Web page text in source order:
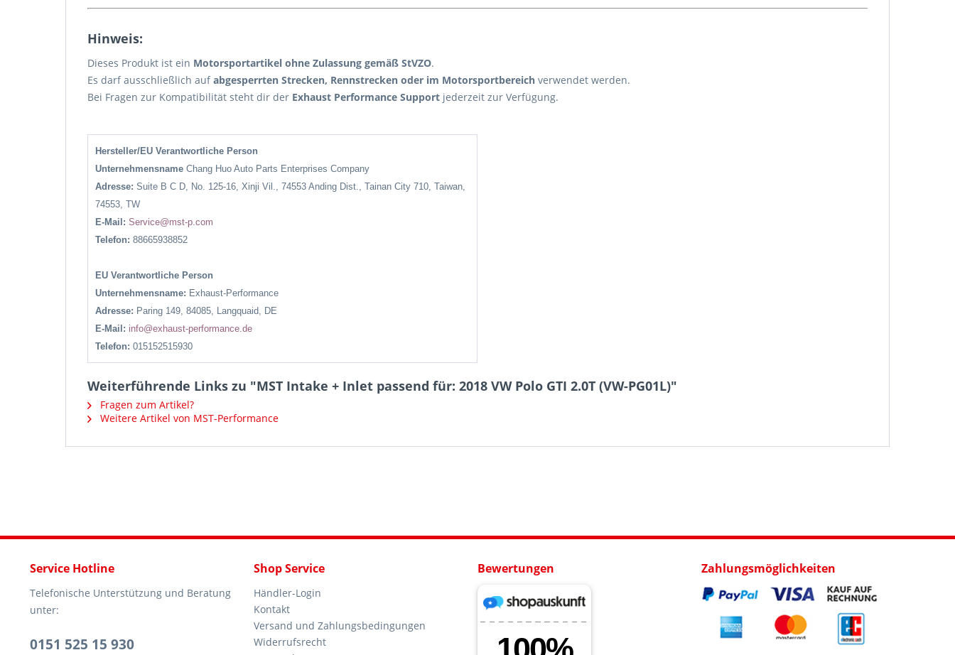
Hinweis:
Dieses Produkt ist ein Motorsportartikel ohne Zulassung gemäß StVZO.
Es darf ausschließlich aufabgesperrten Strecken, Rennstrecken oder im Motorsportbereich verwendet werden.
Bei Fragen zur Kompatibilität steht dir der Exhaust Performance Support jederzeit zur Verfügung.
Hersteller/EU Verantwortliche Person
Unternehmensname Chang Huo Auto Parts Enterprises Company
Adresse: Suite B C D, No. 125-16, Xinji Vil., 74553 Anding Dist., Tainan City 710, Taiwan,
74553, TW
E-Mail: Service@mst-p.com
Telefon: 88665938852
EU Verantwortliche Person
Unternehmensname: Exhaust-Performance
Adresse: Paring 149, 84085, Langquaid, DE
E-Mail: info@exhaust-performance.de
Telefon: 015152515930
Weiterführende Links zu "MST Intake + Inlet passend für: 2018 VW Polo GTI 2.0T (VW-PG01L)"
Fragen zum Artikel?
Weitere Artikel von MST-Performance
Service Hotline
Telefonische Unterstützung und Beratung
unter:
0151 525 15 930
Shop Service
Händler-Login
Kontakt
Versand und Zahlungsbedingungen
Widerrufsrecht
Bewertungen Zahlungsmöglichkeiten